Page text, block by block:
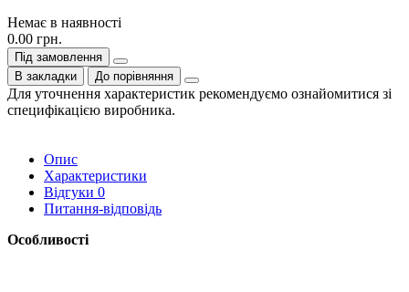
Немає в наявності
0.00 грн.
Під замовлення
В закладки
До порівняння
Для уточнення характеристик рекомендуємо ознайомитися зі
специфікацією виробника.
Опис
Характеристики
Відгуки 0
Питання-відповідь
Особливості